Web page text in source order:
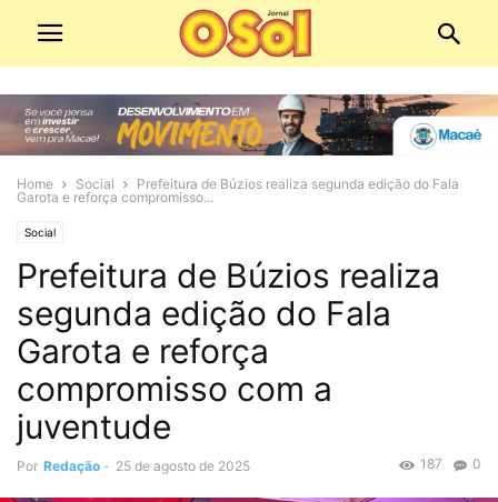
Home Social
Prefeitura de Búzios realiza segunda edição do Fala
Garota e reforça compromisso...
Social
Prefeitura de Búzios realiza
segunda edição do Fala
Garota e reforça
compromisso com a
juventude
Por Redação - 25 de agosto de 2025 0
187